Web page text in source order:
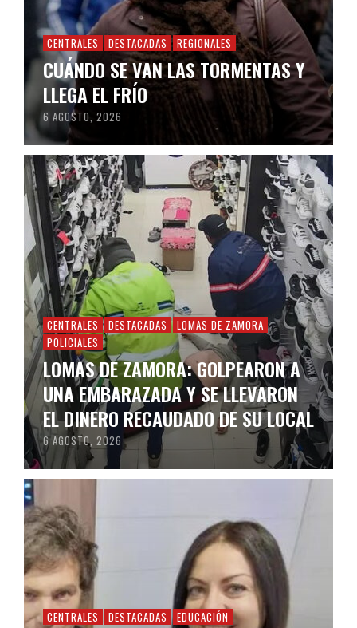
CENTRALES DESTACADAS REGIONALES
CUÁNDO SE VAN LAS TORMENTAS Y
LLEGA EL FRÍO
6 AGOSTO, 2026
CENTRALES DESTACADAS
LOMAS DE ZAMORA
POLICIALES
LOMAS DE ZAMORA: GOLPEARON A
UNA EMBARAZADA Y SE LLEVARON
EL DINERO RECAUDADO DE SU LOCAL
6 AGOSTO, 2026
CENTRALES DESTACADAS EDUCACIÓN